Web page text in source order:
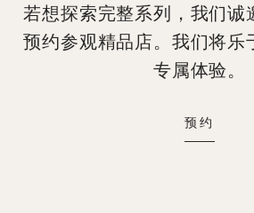
若想探索完整系列，我们诚
预约参观精品店。我们将乐
专属体验。
预约